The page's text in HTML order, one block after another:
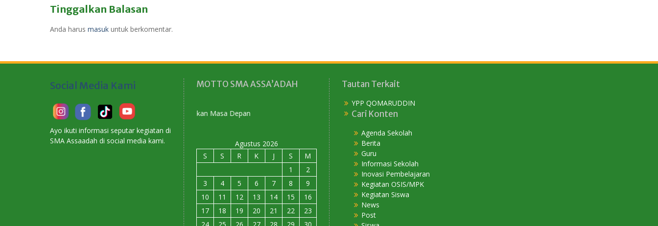
Tinggalkan Balasan
Anda harus masuk untuk berkomentar.
Social Media Kami
Ayo ikuti informasi seputar kegiatan di
SMA Assaadah di social media kami.
MOTTO SMA ASSA’ADAH
Membangun Karakter Menyiapkan Masa Depan
Agustus 2026
S
S R K J S
M
1
2
3
4 5 6 7 8
9
10
11 12 13 14 15
16
17
18 19 20 21 22
23
24
25 26 27 28 29 30
Tautan Terkait
YPP QOMARUDDIN
Cari Konten
Agenda Sekolah
Berita
Guru
Informasi Sekolah
Inovasi Pembelajaran
Kegiatan OSIS/MPK
Kegiatan Siswa
News
Post